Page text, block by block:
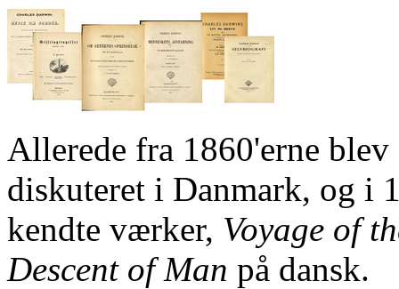
Allerede fra 1860'erne
diskuteret i Danmark, og i
kendte værker, Voyage of
Descent of Man på dansk.